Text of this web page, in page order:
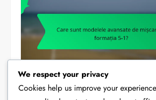
We respect your privacy
Cookies help us improve your